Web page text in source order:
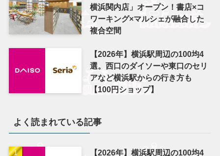
横浜関内店」オープン！書店×コ
ワーキング×マルシェが融合した
複合空間
【2026年】横浜駅周辺の100均4
選。西口のダイソーや東口のセリ
アなど横浜駅からの行き方も
【100円ショップ】
よく読まれている記事
【2026年】横浜駅周辺の100均4